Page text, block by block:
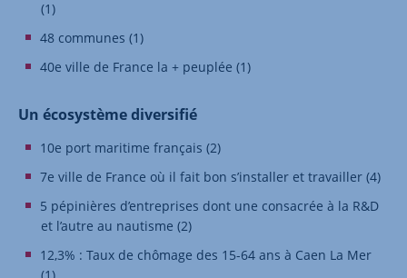
(1)
48 communes (1)
40e ville de France la + peuplée (1)
Un écosystème diversifié
10e port maritime français (2)
7e ville de France où il fait bon s’installer et travailler (4)
5 pépinières d’entreprises dont une consacrée à la R&D
et l’autre au nautisme (2)
12,3% : Taux de chômage des 15-64 ans à Caen La Mer